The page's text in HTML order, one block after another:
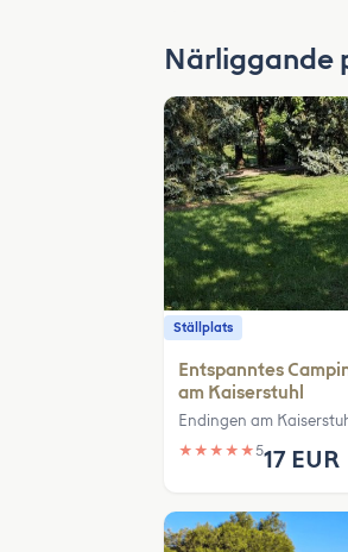
Närliggande
Ställplats
Entspanntes
am Kaiserstuhl
Endingen am
★ ★ ★ ★ ★517 EUR